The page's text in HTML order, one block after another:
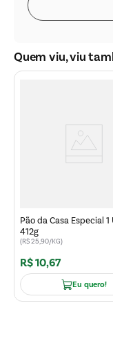
Quem viu, viu
Pão da Casa Especial
412g
(R$ 25,90/KG)
R$10,67
Eu quero!